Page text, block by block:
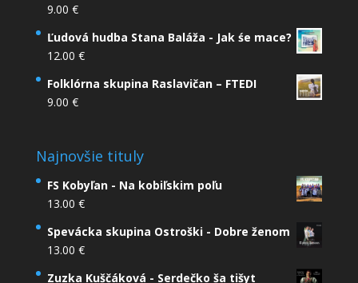
9.00 €
Ľudová hudba Stana Baláža - Jak śe mace?
12.00 €
Folklórna skupina Raslavičan – FTEDI
9.00 €
Najnovšie tituly
FS Kobyľan - Na kobiľskim poľu
13.00 €
Spevácka skupina Ostroški - Dobre ženom
13.00 €
Zuzka Kuščáková - Serdečko ša tišyt